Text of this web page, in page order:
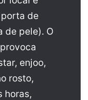
de
de pele). O
enjoo,
rosto,
horas,